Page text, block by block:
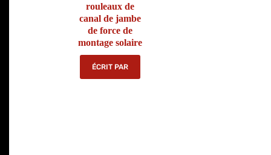
rouleaux de
canal de jambe
de force de
montage solaire
ÉCRIT PAR